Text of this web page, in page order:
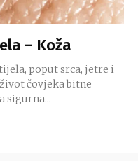
– Koža
poput srca, jetre i
čovjeka bitne
sigurna...